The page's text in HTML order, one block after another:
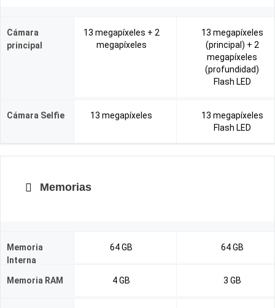
Cámara
principal
13 megapíxeles + 2
megapíxeles
13 megapíxeles
(principal) + 2
megapíxeles
(profundidad)
Flash LED
Cámara Selfie 13 megapíxeles
13 megapíxeles
Flash LED
Memorias
Memoria
Interna
64 GB 64 GB
Memoria RAM 4 GB 3 GB